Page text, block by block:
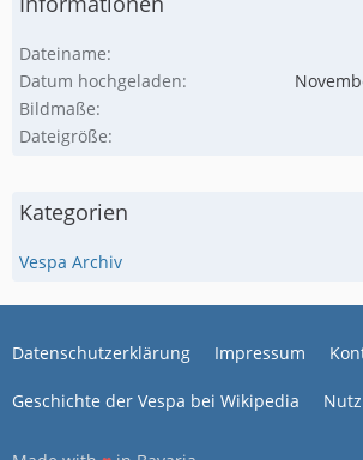
Dateiname
Datum hochgeladen
Bildmaße
Dateigröße
Kategorien
Vespa Archiv
Datenschutzerklärung Impressum
Geschichte der Vespa bei Wikipedia